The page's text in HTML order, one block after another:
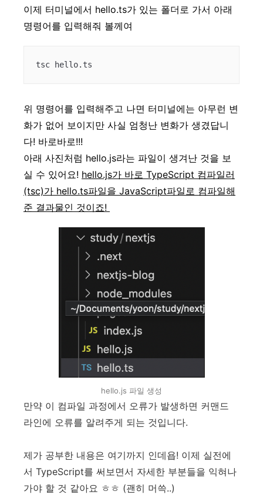
이제 터미널에서 hello.ts가 있는 폴더로 가서 아래
명령어를 입력해줘 볼께여
tsc hello.ts
위 명령어를 입력해주고 나면 터미널에는 아무런 변
화가 없어 보이지만 사실 엄청난 변화가 생겼답니
다! 바로바로!!!
아래 사진처럼 hello.js라는 파일이 생겨난 것을 보
실 수 있어요! hello.js가 바로 TypeScript 컴파일러
(tsc)가 hello.ts파일을 JavaScript파일로 컴파일해
준 결과물인 것이죠!
hello.js 파일 생성
만약 이 컴파일 과정에서 오류가 발생하면 커맨드
라인에 오류를 알려주게 되는 것입니다.
제가 공부한 내용은 여기까지 인데욥! 이제 실전에
서 TypeScript를 써보면서 자세한 부분들을 익혀나
가야 할 것 같아요 ㅎㅎ (괜히 머쓱..)